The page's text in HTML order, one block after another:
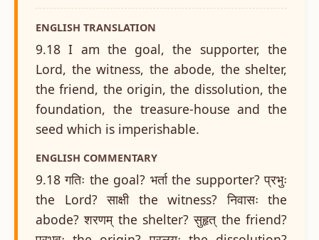
ENGLISH TRANSLATION
9.18 I am the goal, the supporter, the
Lord, the witness, the abode, the shelter,
the friend, the origin, the dissolution, the
foundation, the treasure-house and the
seed which is imperishable.
ENGLISH COMMENTARY
9.18 गतिः the goal? भर्ता the supporter? प्रभुः
the Lord? साक्षी the witness? निवासः the
abode? शरणम् the shelter? सुहृत् the friend?